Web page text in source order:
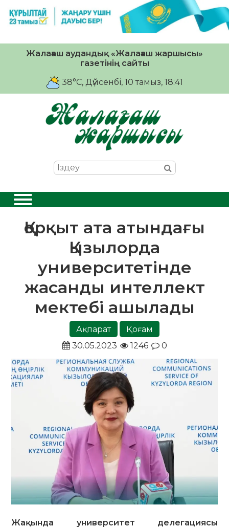
Жалағаш аудандық «Жалағаш жаршысы»
газетінің сайты
38°C, Дүйсенбі, 10 тамыз, 18:41
Қорқыт ата атындағы
Қызылорда
университетінде
жасанды интеллект
мектебі ашылады
Ақпарат
Қоғам
30.05.2023
1246 0
Жақында университет делегациясы